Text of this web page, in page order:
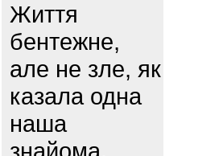
Життя
бентежне,
але не зле, як
казала одна
наша